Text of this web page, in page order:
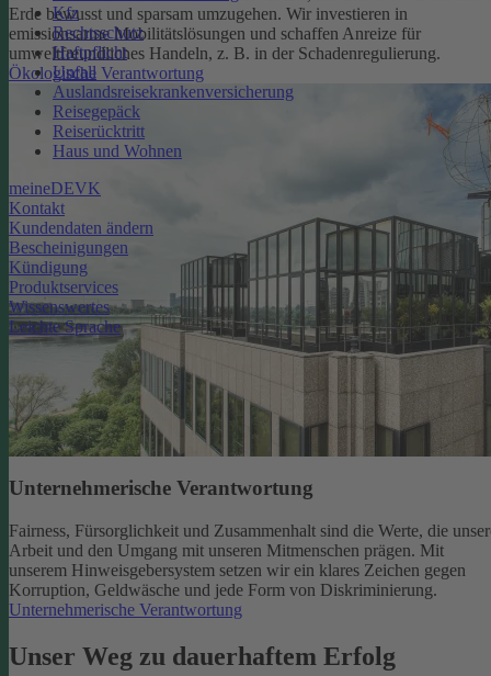
Kfz
Rechtsschutz
Haftpflicht
Unfall
Auslandsreisekrankenversicherung
Reisegepäck
Reiserücktritt
Haus und Wohnen
meineDEVK
Kontakt
Kundendaten ändern
Bescheinigungen
Kündigung
Produktservices
Wissenswertes
Leichte Sprache
Erde bewusst und sparsam umzugehen. Wir investieren in
emissionsarme Mobilitätslösungen und schaffen Anreize für
umweltfreundliches Handeln, z. B. in der Schadenregulierung.
Ökologische Verantwortung
Unternehmerische Verantwortung
Fairness, Fürsorglichkeit und Zusammenhalt sind die Werte, die
Arbeit und den Umgang mit unseren Mitmenschen prägen. Mit
unserem Hinweisgebersystem setzen wir ein klares Zeichen gegen
Korruption, Geldwäsche und jede Form von Diskriminierung.
Unternehmerische Verantwortung
Unser Weg zu dauerhaftem Erfolg